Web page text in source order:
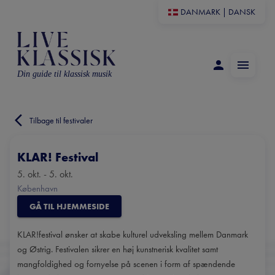
DANMARK DANSK
Din guide til klassisk musik
Tilbage til festivaler
KLAR! Festival
5. okt. - 5. okt.
København
GÅ TIL HJEMMESIDE
KLAR!festival ønsker at skabe kulturel udveksling mellem Danmark
og Østrig. Festivalen sikrer en høj kunstnerisk kvalitet samt
mangfoldighed og fornyelse på scenen i form af spændende